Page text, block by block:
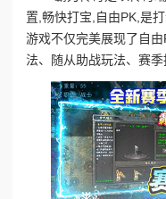
置,畅快打宝,自由PK,是
游戏不仅完美展现了自
法、随从助战玩法、赛季